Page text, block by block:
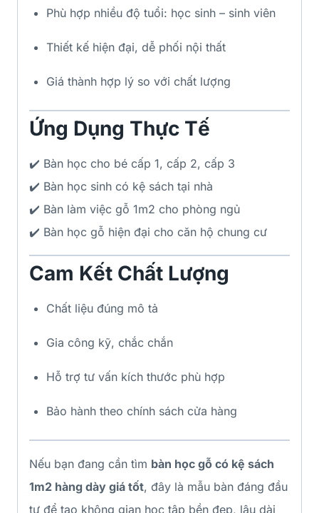
Phù hợp nhiều độ tuổi: học sinh – sinh viên
Thiết kế hiện đại, dễ phối nội thất
Giá thành hợp lý so với chất lượng
Ứng Dụng Thực Tế
✔️ Bàn học cho bé cấp 1, cấp 2, cấp 3
✔️ Bàn học sinh có kệ sách tại nhà
✔️ Bàn làm việc gỗ 1m2 cho phòng ngủ
✔️ Bàn học gỗ hiện đại cho căn hộ chung cư
Cam Kết Chất Lượng
Chất liệu đúng mô tả
Gia công kỹ, chắc chắn
Hỗ trợ tư vấn kích thước phù hợp
Bảo hành theo chính sách cửa hàng
Nếu bạn đang cần tìm bàn học gỗ có kệ sách
1m2 hàng dày giá tốt, đây là mẫu bàn đáng đầu
tư để tạo không gian học tập bền đẹp, lâu dài